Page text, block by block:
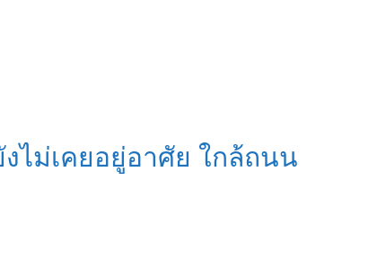
ม่เคยอยู่อาศัย ใกล้ถนน